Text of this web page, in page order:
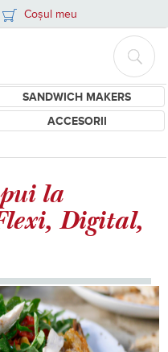
Coșul meu
SANDWICH MAKERS
ACCESORII
la
Digital,